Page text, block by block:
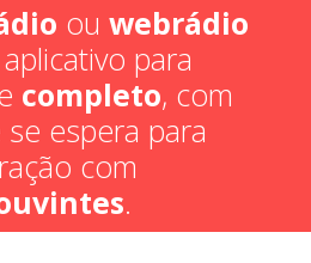
ou webrádio
para
completo, com
espera para
com
.